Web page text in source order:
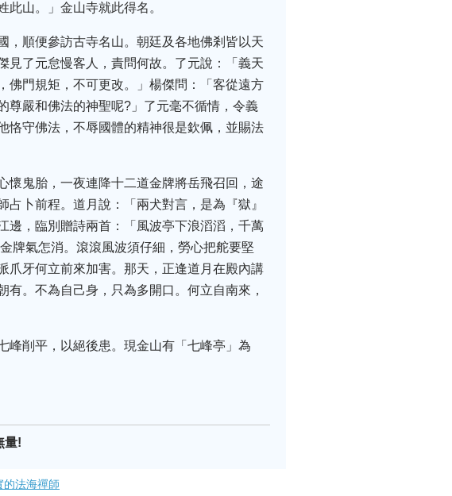
山。」金山寺就此得名。
，順便參訪古寺名山。朝廷及各地佛剎皆以天
見了元怠慢客人，責問何故。了元說：「義天
佛門規矩，不可更改。」楊傑問：「客從遠方
尊嚴和佛法的神聖呢?」了元毫不循情，令義
恪守佛法，不辱國體的精神很是欽佩，並賜法
懷鬼胎，一夜連降十二道金牌將岳飛召回，途
卜前程。道月說：「兩犬對言，是為『獄』
邊，臨別贈詩兩首：「風波亭下浪滔滔，千萬
牌氣怎消。滾滾風波須仔細，勞心把舵要堅
爪牙何立前來加害。那天，正逢道月在殿內講
。不為自己身，只為多開口。何立自南來，
峰削平，以絕後患。現金山有「七峰亭」為
量!
的法海禪師